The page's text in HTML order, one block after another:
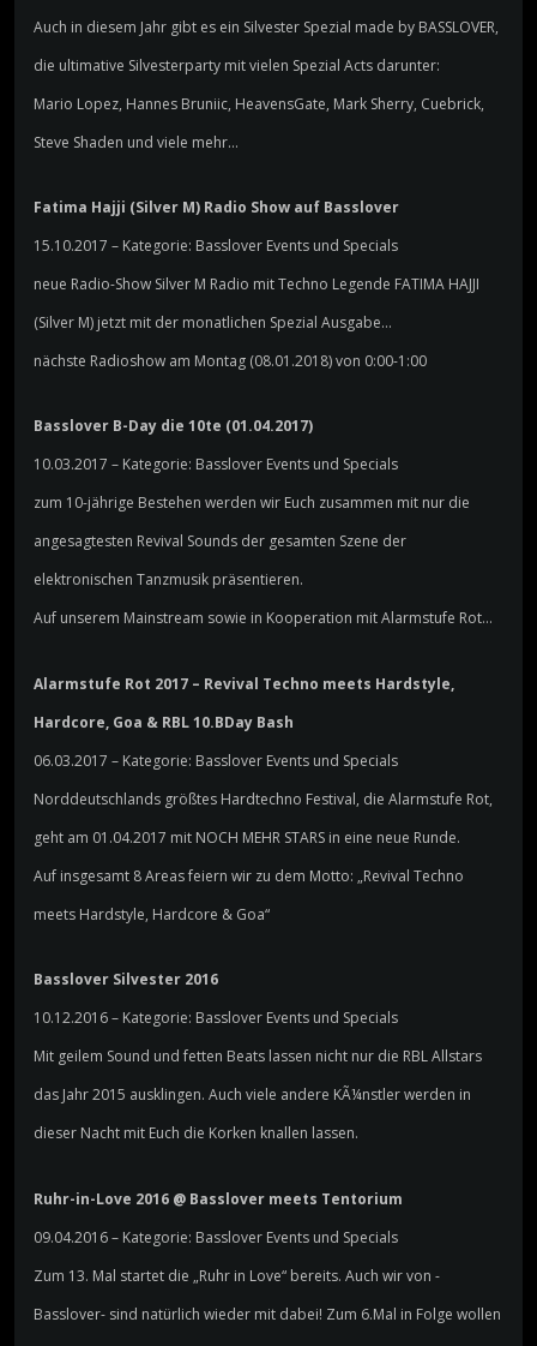
Auch in diesem Jahr gibt es ein Silvester Spezial made by BASSLOVER,
die ultimative Silvesterparty mit vielen Spezial Acts darunter:
Mario Lopez, Hannes Bruniic, HeavensGate, Mark Sherry, Cuebrick,
Steve Shaden und viele mehr…
Fatima Hajji (Silver M) Radio Show auf Basslover
15.10.2017 – Kategorie: Basslover Events und Specials
neue Radio-Show Silver M Radio mit Techno Legende FATIMA HAJJI
(Silver M) jetzt mit der monatlichen Spezial Ausgabe…
nächste Radioshow am Montag (08.01.2018) von 0:00-1:00
Basslover B-Day die 10te (01.04.2017)
10.03.2017 – Kategorie: Basslover Events und Specials
zum 10-jährige Bestehen werden wir Euch zusammen mit nur die
angesagtesten Revival Sounds der gesamten Szene der
elektronischen Tanzmusik präsentieren.
Auf unserem Mainstream sowie in Kooperation mit Alarmstufe Rot…
Alarmstufe Rot 2017 – Revival Techno meets Hardstyle,
Hardcore, Goa & RBL 10.BDay Bash
06.03.2017 – Kategorie: Basslover Events und Specials
Norddeutschlands größtes Hardtechno Festival, die Alarmstufe Rot,
geht am 01.04.2017 mit NOCH MEHR STARS in eine neue Runde.
Auf insgesamt 8 Areas feiern wir zu dem Motto: „Revival Techno
meets Hardstyle, Hardcore & Goa“
Basslover Silvester 2016
10.12.2016 – Kategorie: Basslover Events und Specials
Mit geilem Sound und fetten Beats lassen nicht nur die RBL Allstars
das Jahr 2015 ausklingen. Auch viele andere KÃ¼nstler werden in
dieser Nacht mit Euch die Korken knallen lassen.
Ruhr-in-Love 2016 @ Basslover meets Tentorium
09.04.2016 – Kategorie: Basslover Events und Specials
Zum 13. Mal startet die „Ruhr in Love“ bereits. Auch wir von -
Basslover- sind natürlich wieder mit dabei! Zum 6.Mal in Folge wollen